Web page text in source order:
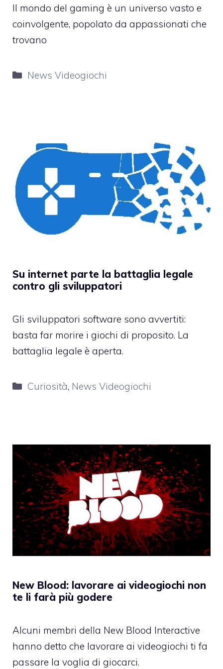
Il mondo del gaming è un universo vasto e
coinvolgente, popolato da appassionati che
trovano
Categorie
News Videogiochi
Su internet parte la battaglia legale
contro gli sviluppatori
Gli sviluppatori software sono avvertiti:
basta far morire i giochi di proposito. La
battaglia legale è aperta.
Categorie
Curiosità, News Videogiochi
New Blood: lavorare ai videogiochi non
te li farà più godere
Alcuni membri della New Blood Interactive
hanno detto che lavorare ai videogiochi ti fa
passare la voglia di giocarci.